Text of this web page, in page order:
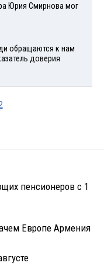
Юрия Смирнова мог
обращаются к нам
доверия
пенсионеров с 1
Европе Армения